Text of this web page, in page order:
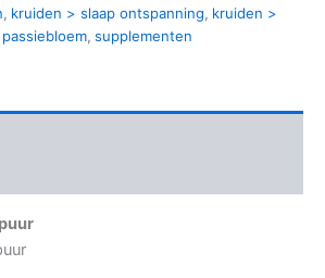
, kruiden > slaap ontspanning, kruiden >
, supplementen